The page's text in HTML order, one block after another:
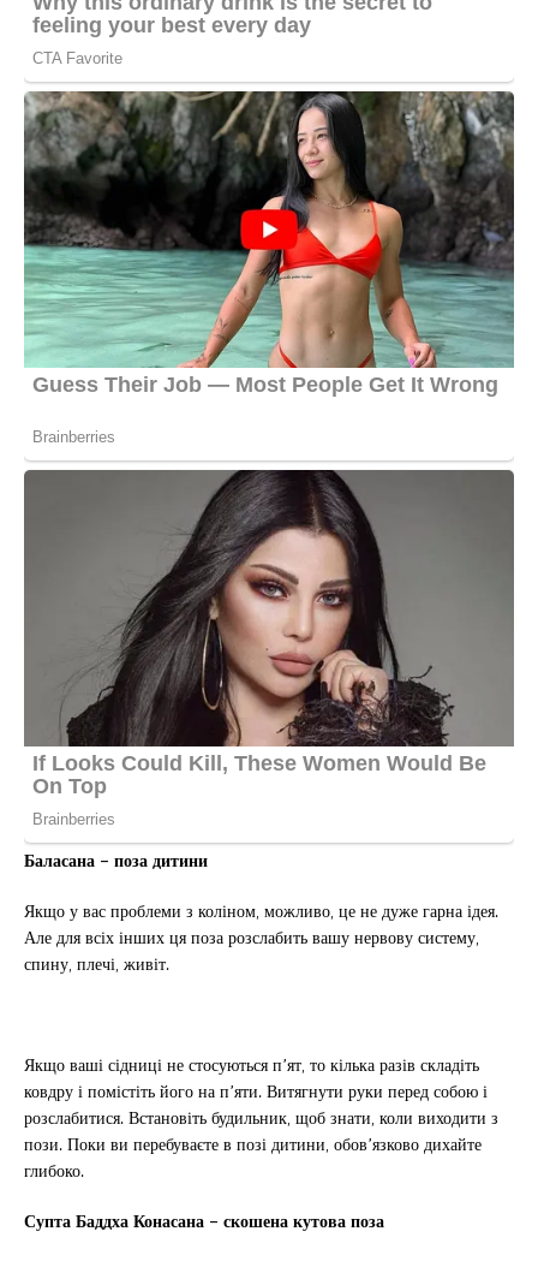
Баласана – поза дитини
Якщо у вас проблеми з коліном, можливо, це не дуже гарна ідея.
Але для всіх інших ця поза розслабить вашу нервову систему,
спину, плечі, живіт.
Якщо ваші сідниці не стосуються п’ят, то кілька разів складіть
ковдру і помістіть його на п’яти. Витягнути руки перед собою і
розслабитися. Встановіть будильник, щоб знати, коли виходити з
пози. Поки ви перебуваєте в позі дитини, обов’язково дихайте
глибоко.
Супта Баддха Конасана – скошена кутова поза